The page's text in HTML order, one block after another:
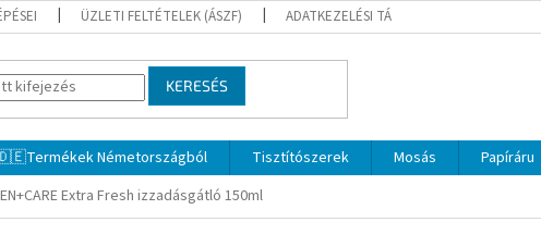
ÜZLETI FELTÉTELEK (ÁSZF) ADATKEZELÉSI TÁJÉKOZTATÓ
KERESÉS
Németországból Tisztítószerek Mosás Papíráru
Extra Fresh izzadásgátló 150ml